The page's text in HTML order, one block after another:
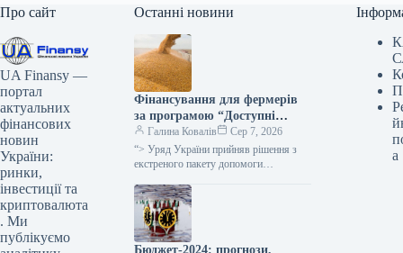
Про сайт
UA Finansy —
портал
актуальних
фінансових
новин
України:
ринки,
інвестиції та
криптовалюта
. Ми
публікуємо
Останні новини
Фінансування для фермерів
за програмою “Доступні
кредити 5-7-9%” збільшено
для поповнення оборотних
коштів, повідомив
Галина Ковалів
Сер 7, 2026
“> Уряд України прийняв рішення з
екстреного пакету допомоги
російським терором у Чорному морі
та перешкоджанням експортним…
Бюджет-2024: прогнози,
а